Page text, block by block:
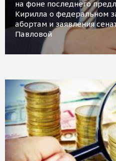
на фоне последнего
Кирилла о федеральном
абортам и заявления
Павловой